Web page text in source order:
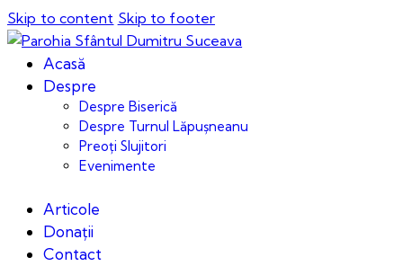
Skip to content Skip to footer
Acasă
Despre
Despre Biserică
Despre Turnul Lăpușneanu
Preoți Slujitori
Evenimente
Articole
Donații
Contact